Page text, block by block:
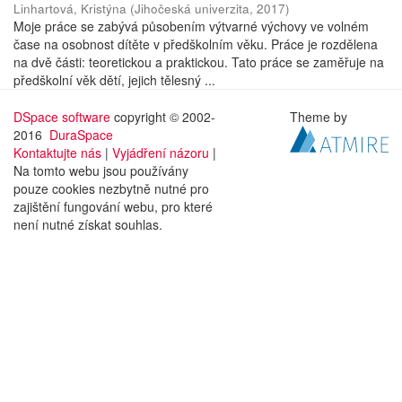
Linhartová, Kristýna (Jihočeská univerzita, 2017)
Moje práce se zabývá působením výtvarné výchovy ve volném
čase na osobnost dítěte v předškolním věku. Práce je rozdělena
na dvě části: teoretickou a praktickou. Tato práce se zaměřuje na
předškolní věk dětí, jejich tělesný ...
DSpace software copyright © 2002-
2016 DuraSpace
Kontaktujte nás | Vyjádření názoru |
Na tomto webu jsou používány
pouze cookies nezbytně nutné pro
zajištění fungování webu, pro které
není nutné získat souhlas.
Theme by